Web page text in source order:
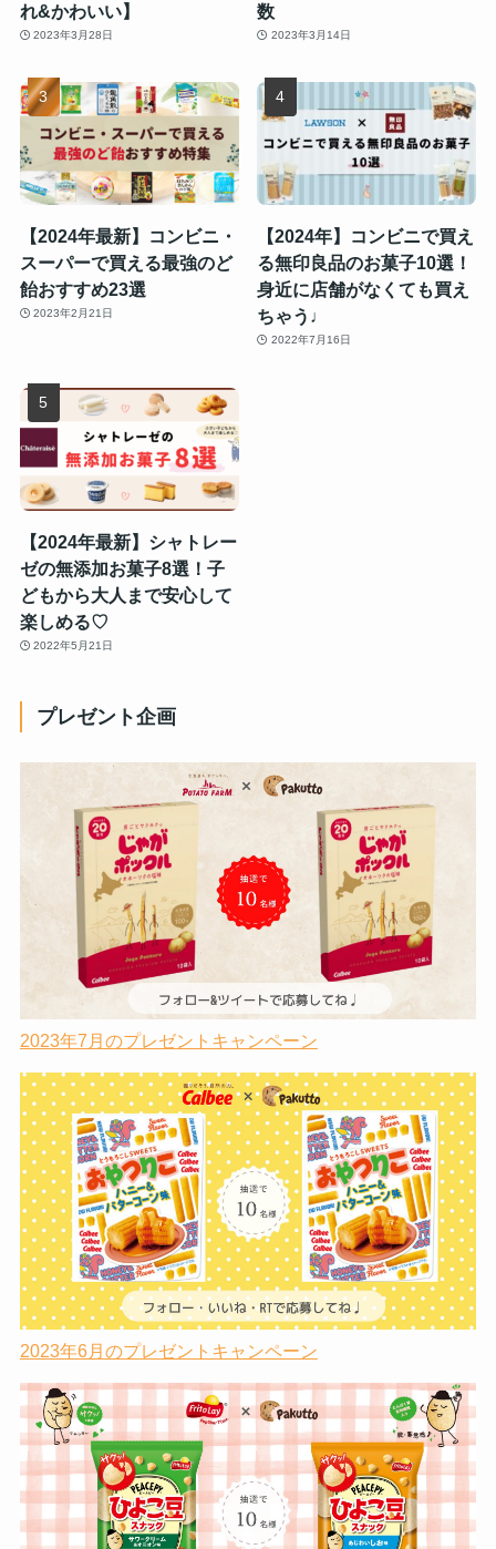
れ&かわいい】
2023年3月28日
数
2023年3月14日
【2024年最新】コンビニ・
スーパーで買える最強のど
飴おすすめ23選
2023年2月21日
【2024年】コンビニで買え
る無印良品のお菓子10選！
身近に店舗がなくても買え
ちゃう♩
2022年7月16日
【2024年最新】シャトレー
ゼの無添加お菓子8選！子
どもから大人まで安心して
楽しめる♡
2022年5月21日
プレゼント企画
2023年7月のプレゼントキャンペーン
2023年6月のプレゼントキャンペーン